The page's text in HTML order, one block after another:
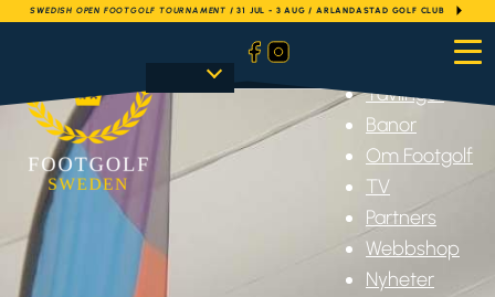
SWEDISH OPEN FOOTGOLF TOURNAMENT / 31 JUL - 3 AUG / ARLANDASTAD GOLF CLUB
Tävlingar
Banor
Om Footgolf
TV
Partners
Webbshop
Nyheter